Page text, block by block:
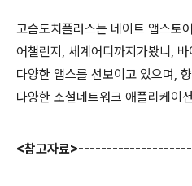
고슴도치플러스는 네이트 앱스토
어챌린지 , 세계어디까지가봤니 , 바
다양한 앱스를 선보이고 있으며,
다양한 소셜네트워크 애플리케이
<참고자료